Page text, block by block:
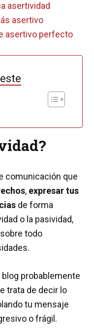
asertividad
asertivo
asertivo perfecto
comunicación que
, expresar tus
de forma
o la pasividad,
todo
probablemente
trata de decir lo
tu mensaje
o frágil.